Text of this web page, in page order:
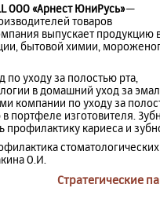
ООО «Арнест ЮниРусь»—
товаров
выпускает продукцию
бытовой химии,
по уходу за полостью рта,
в домашний уход за
компании по уходу за
портфеле изготовителя.
профилактику кариеса и
О.И.
Стратегические